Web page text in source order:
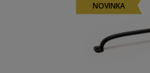
NOVINKA